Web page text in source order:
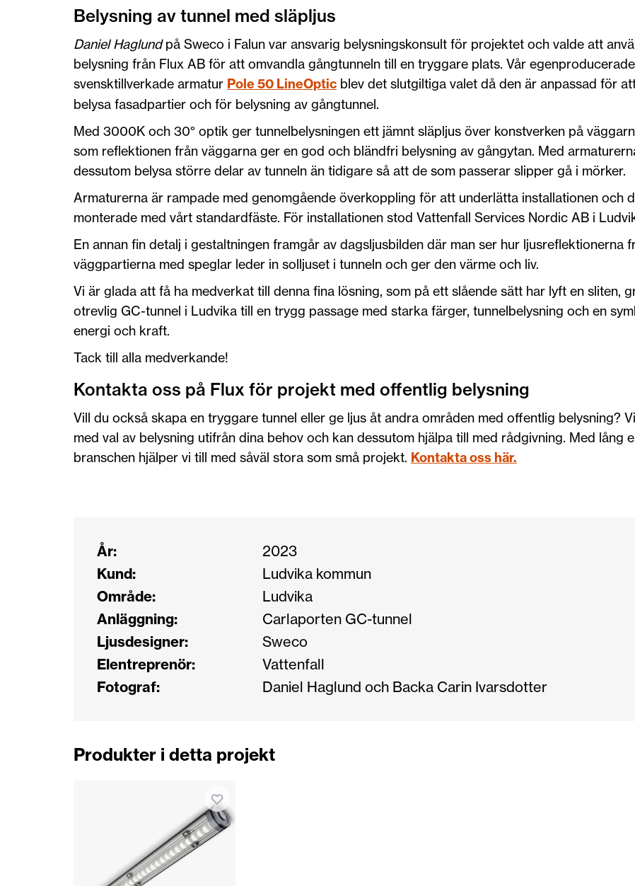
Belysning av tunnel med släpljus
Daniel Haglundpå Sweco i Falun var ansvarig belysningskonsult för projektet och valde att
belysning från Flux AB för att omvandla gångtunneln till en tryggare plats. Vår
svensktillverkade armatur Pole 50 LineOptic blev det slutgiltiga valet då den är anpassad för
belysa fasadpartier och för belysning av gångtunnel.
Med 3000K och 30° optik ger tunnelbelysningen ett jämnt släpljus över konstverken på
som reflektionen från väggarna ger en god och bländfri belysning av gångytan. Med
dessutom belysa större delar av tunneln än tidigare så att de som passerar slipper gå i mörker.
Armaturerna är rampade med genomgående överkoppling för att underlätta installationen och
monterade med vårt standardfäste. För installationen stod Vattenfall Services Nordic AB i
En annan fin detalj i gestaltningen framgår av dagsljusbilden där man ser hur ljusreflektionerna
väggpartierna med speglar leder in solljuset i tunneln och ger den värme och liv.
Vi är glada att få ha medverkat till denna fina lösning, som på ett slående sätt har lyft en sliten,
otrevlig GC-tunnel i Ludvika till en trygg passage med starka färger, tunnelbelysning och en
energi och kraft.
Tack till alla medverkande!
Kontakta oss på Flux för projekt med offentlig belysning
Vill du också skapa en tryggare tunnel eller ge ljus åt andra områden med offentlig belysning?
med val av belysning utifrån dina behov och kan dessutom hjälpa till med rådgivning. Med lång
branschen hjälper vi till med såväl stora som små projekt. Kontakta oss här.
År:
2023
Kund:
Ludvika kommun
Område:
Ludvika
Anläggning:
Carlaporten GC-tunnel
Ljusdesigner:
Sweco
Elentreprenör:
Vattenfall
Fotograf:
Daniel Haglund och Backa Carin Ivarsdotter
Produkter i detta projekt